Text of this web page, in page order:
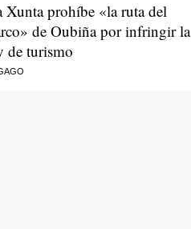
Xunta prohíbe «la ruta del
de Oubiña por infringir la
de turismo